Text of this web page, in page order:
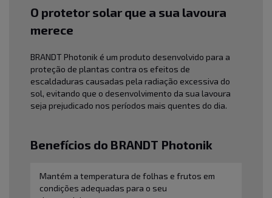
O protetor solar que a sua lavoura
merece
BRANDT Photonik é um produto desenvolvido para a
proteção de plantas contra os efeitos de
escaldaduras causadas pela radiação excessiva do
sol, evitando que o desenvolvimento da sua lavoura
seja prejudicado nos períodos mais quentes do dia.
Benefícios do BRANDT Photonik
Mantém a temperatura de folhas e frutos em
condições adequadas para o seu